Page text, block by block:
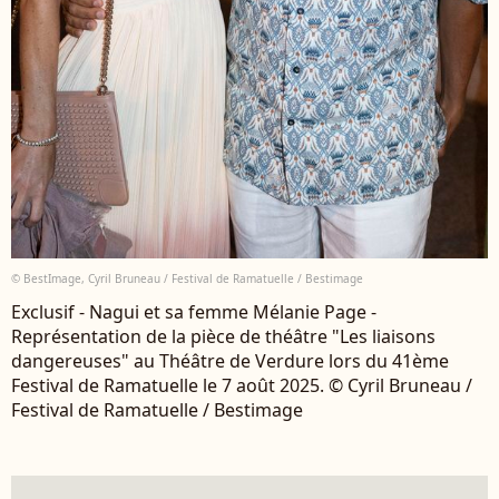
© BestImage, Cyril Bruneau / Festival de Ramatuelle / Bestimage
Exclusif - Nagui et sa femme Mélanie Page -
Représentation de la pièce de théâtre "Les liaisons
dangereuses" au Théâtre de Verdure lors du 41ème
Festival de Ramatuelle le 7 août 2025. © Cyril Bruneau /
Festival de Ramatuelle / Bestimage